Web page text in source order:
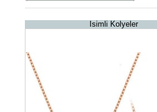
İsimli Kolyeler